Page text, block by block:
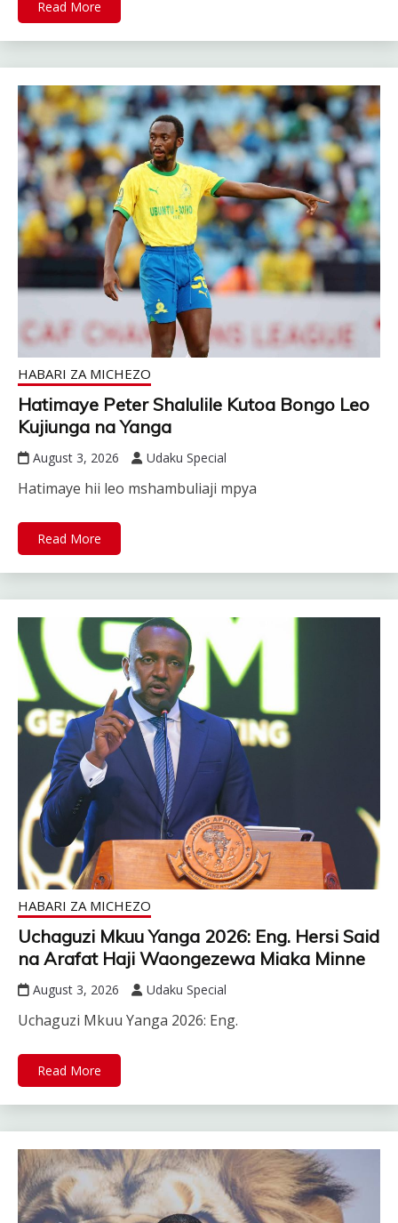
Read More
HABARI ZA MICHEZO
Hatimaye Peter Shalulile Kutoa Bongo Leo
Kujiunga na Yanga
August 3, 2026 Udaku Special
Hatimaye hii leo mshambuliaji mpya
Read More
HABARI ZA MICHEZO
Uchaguzi Mkuu Yanga 2026: Eng. Hersi Said
na Arafat Haji Waongezewa Miaka Minne
August 3, 2026 Udaku Special
Uchaguzi Mkuu Yanga 2026: Eng.
Read More